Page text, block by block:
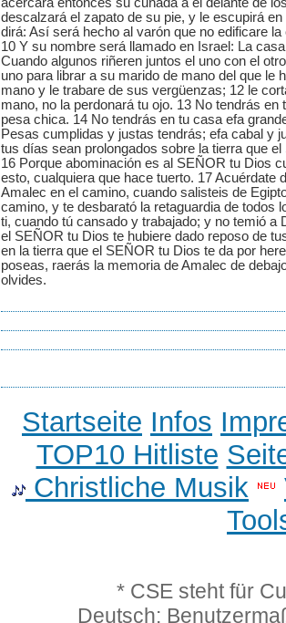
acercará entonces su cuñada a él delante de
descalzará el zapato de su pie, y le escupirá
dirá: Así será hecho al varón que no edificare
10 Y su nombre será llamado en Israel: La
Cuando algunos riñeren juntos el uno con el
uno para librar a su marido de mano del que le
mano y le trabare de sus vergüenzas; 12 le
mano, no la perdonará tu ojo. 13 No tendrás en
pesa chica. 14 No tendrás en tu casa efa
Pesas cumplidas y justas tendrás; efa cabal y
tus días sean prolongados sobre la tierra que
16 Porque abominación es al SEÑOR tu Dios
esto, cualquiera que hace tuerto. 17 Acuérdate
Amalec en el camino, cuando salisteis de
camino, y te desbarató la retaguardia de todos
ti, cuando tú cansado y trabajado; y no temió a
el SEÑOR tu Dios te hubiere dado reposo de
en la tierra que el SEÑOR tu Dios te da por
poseas, raerás la memoria de Amalec de
olvides.
Startseite Infos
TOP10 Hitliste
Christliche Musik
* CSE steht für
Deutsch: